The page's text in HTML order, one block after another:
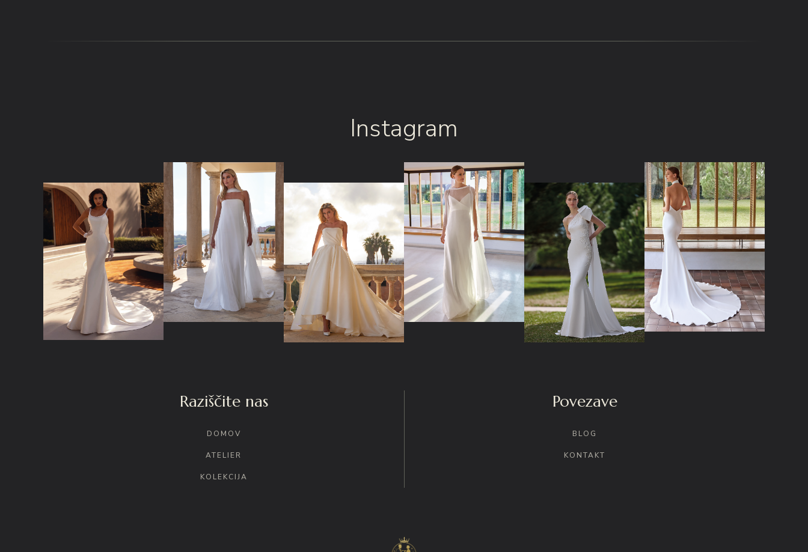
Instagram
Raziščite nas
DOMOV
ATELIER
KOLEKCIJA
Povezave
BLOG
KONTAKT